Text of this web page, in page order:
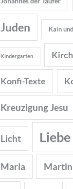
Juden Kain
Kindergarten
Konfi-Texte
Kreuzigung Jesu
Licht Liebe
Maria